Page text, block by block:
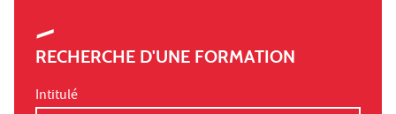
RECHERCHE D'UNE FORMATION
Intitulé